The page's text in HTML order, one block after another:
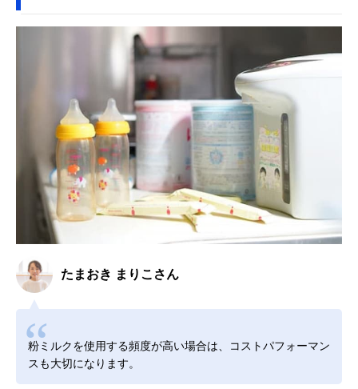
たまおき まりこさん
粉ミルクを使用する頻度が高い場合は、コストパフォーマン
スも大切になります。